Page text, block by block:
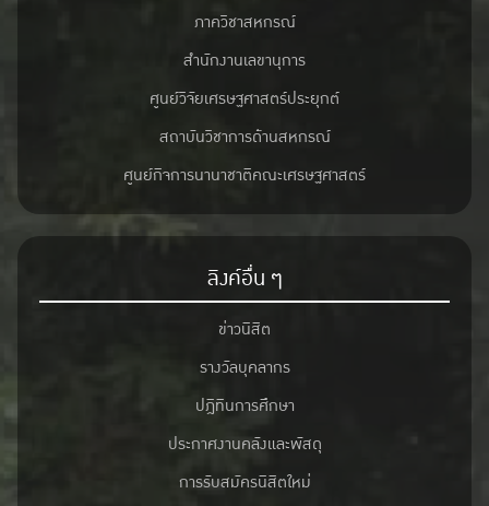
ภาควิชาสหกรณ์
สำนักงานเลขานุการ
ศูนย์วิจัยเศรษฐศาสตร์ประยุกต์
สถาบันวิชาการด้านสหกรณ์
ศูนย์กิจการนานาชาติคณะเศรษฐศาสตร์
ลิงค์อื่น ๆ
ข่าวนิสิต
รางวัลบุคลากร
ปฎิทินการศึกษา
ประกาศงานคลังและพัสดุ
การรับสมัครนิสิตใหม่